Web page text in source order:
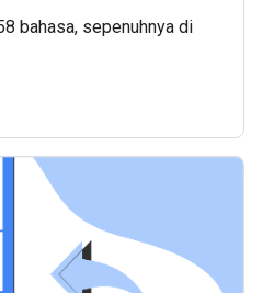
bahasa, sepenuhnya di